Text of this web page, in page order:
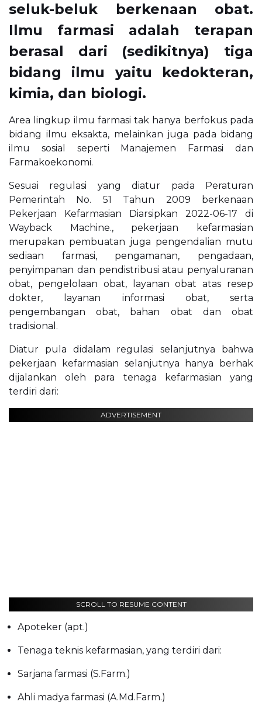
seluk-beluk berkenaan obat.
Ilmu farmasi adalah terapan
berasal dari (sedikitnya) tiga
bidang ilmu yaitu kedokteran,
kimia, dan biologi.
Area lingkup ilmu farmasi tak hanya berfokus pada
bidang ilmu eksakta, melainkan juga pada bidang
ilmu sosial seperti Manajemen Farmasi dan
Farmakoekonomi.
Sesuai regulasi yang diatur pada Peraturan
Pemerintah No. 51 Tahun 2009 berkenaan
Pekerjaan Kefarmasian Diarsipkan 2022-06-17 di
Wayback Machine., pekerjaan kefarmasian
merupakan pembuatan juga pengendalian mutu
sediaan farmasi, pengamanan, pengadaan,
penyimpanan dan pendistribusi atau penyaluranan
obat, pengelolaan obat, layanan obat atas resep
dokter, layanan informasi obat, serta
pengembangan obat, bahan obat dan obat
tradisional.
Diatur pula didalam regulasi selanjutnya bahwa
pekerjaan kefarmasian selanjutnya hanya berhak
dijalankan oleh para tenaga kefarmasian yang
terdiri dari:
ADVERTISEMENT
SCROLL TO RESUME CONTENT
Apoteker (apt.)
Tenaga teknis kefarmasian, yang terdiri dari:
Sarjana farmasi (S.Farm.)
Ahli madya farmasi (A.Md.Farm.)